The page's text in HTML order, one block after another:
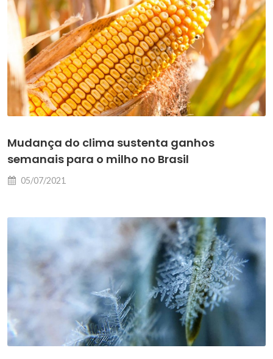
Mudança do clima sustenta ganhos
semanais para o milho no Brasil
05/07/2021